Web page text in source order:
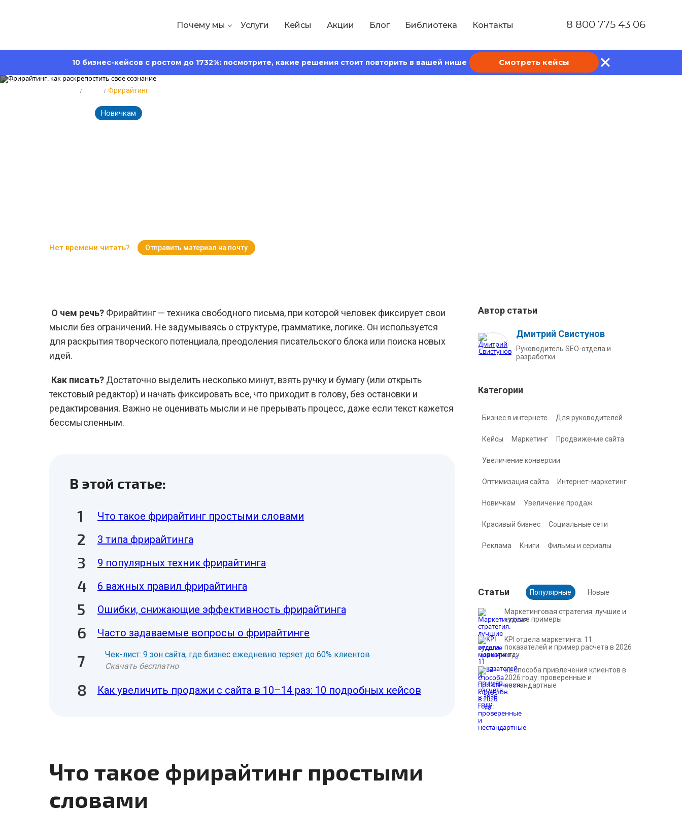
Почему мы Услуги Кейсы Акции Блог Библиотека Контакты 8 800 775 43 06
10 бизнес-кейсов с ростом до 1732%: посмотрите, какие решения стоит повторить в вашей нише Смотреть кейсы
Фрирайтинг
Новичкам
Нет времени читать? Отправить материал на почту
О чем речь? Фрирайтинг — техника свободного письма, при которой человек фиксирует свои
мысли без ограничений. Не задумываясь о структуре, грамматике, логике. Он используется
для раскрытия творческого потенциала, преодоления писательского блока или поиска новых
идей.
Как писать? Достаточно выделить несколько минут, взять ручку и бумагу (или открыть
текстовый редактор) и начать фиксировать все, что приходит в голову, без остановки и
редактирования. Важно не оценивать мысли и не прерывать процесс, даже если текст кажется
бессмысленным.
В этой статье:
Что такое фрирайтинг простыми словами
3 типа фрирайтинга
9 популярных техник фрирайтинга
6 важных правил фрирайтинга
Ошибки, снижающие эффективность фрирайтинга
Часто задаваемые вопросы о фрирайтинге
Чек-лист: 9 зон сайта, где бизнес ежедневно теряет до 60% клиентов
Скачать бесплатно
Как увеличить продажи с сайта в 10–14 раз: 10 подробных кейсов
Что такое фрирайтинг простыми
словами
Автор статьи
Дмитрий Свистунов
Руководитель SEO-отдела и
разработки
Категории
Бизнес в интернете Для руководителей
Кейсы Маркетинг Продвижение сайта
Увеличение конверсии
Оптимизация сайта Интернет-маркетинг
Новичкам Увеличение продаж
Красивый бизнес Социальные сети
Реклама Книги Фильмы и сериалы
Cтатьи Популярные Новые
Маркетинговая стратегия: лучшие и
худшие примеры
KPI отдела маркетинга: 11
показателей и пример расчета в 2026
году
32 способа привлечения клиентов в
2026 году: проверенные и
нестандартные